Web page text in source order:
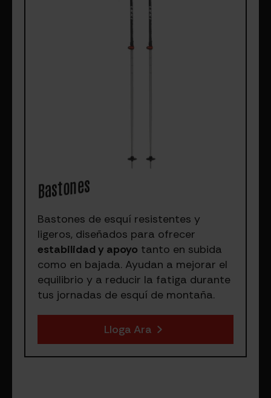
Bastones
Bastones de esquí resistentes y
ligeros, diseñados para ofrecer
estabilidad y apoyo tanto en subida
como en bajada. Ayudan a mejorar el
equilibrio y a reducir la fatiga durante
tus jornadas de esquí de montaña.
Lloga Ara